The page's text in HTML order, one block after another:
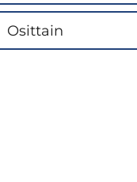
Osittain